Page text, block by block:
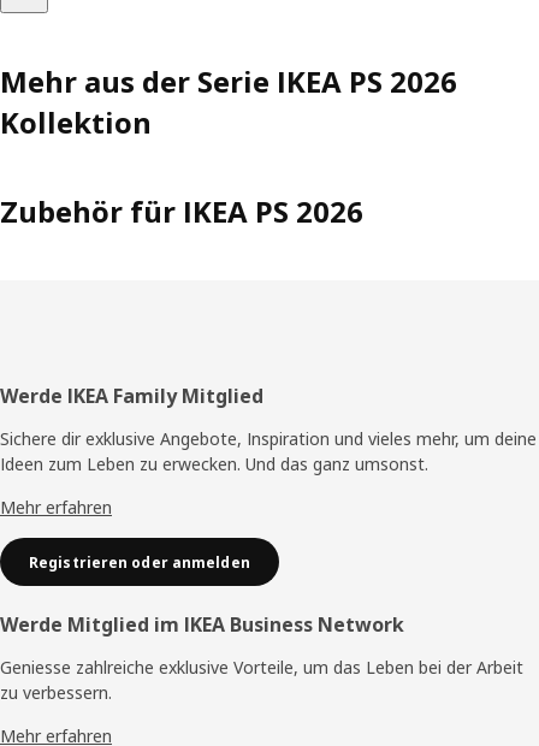
Mehr aus der Serie IKEA PS 2026
Kollektion
Zubehör für IKEA PS 2026
Fusszeile
Werde IKEA Family Mitglied
Sichere dir exklusive Angebote, Inspiration und vieles mehr, um deine
Ideen zum Leben zu erwecken. Und das ganz umsonst.
Mehr erfahren
Registrieren oder anmelden
Werde Mitglied im IKEA Business Network
Geniesse zahlreiche exklusive Vorteile, um das Leben bei der Arbeit
zu verbessern.
Mehr erfahren